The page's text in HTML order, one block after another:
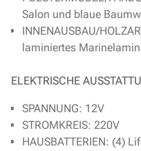
Salon und blaue
INNENAUSBAU/
laminiertes
ELEKTRISCHE
SPANNUNG: 12V
STROMKREIS: 220V
HAUSBATTERIEN: (4)